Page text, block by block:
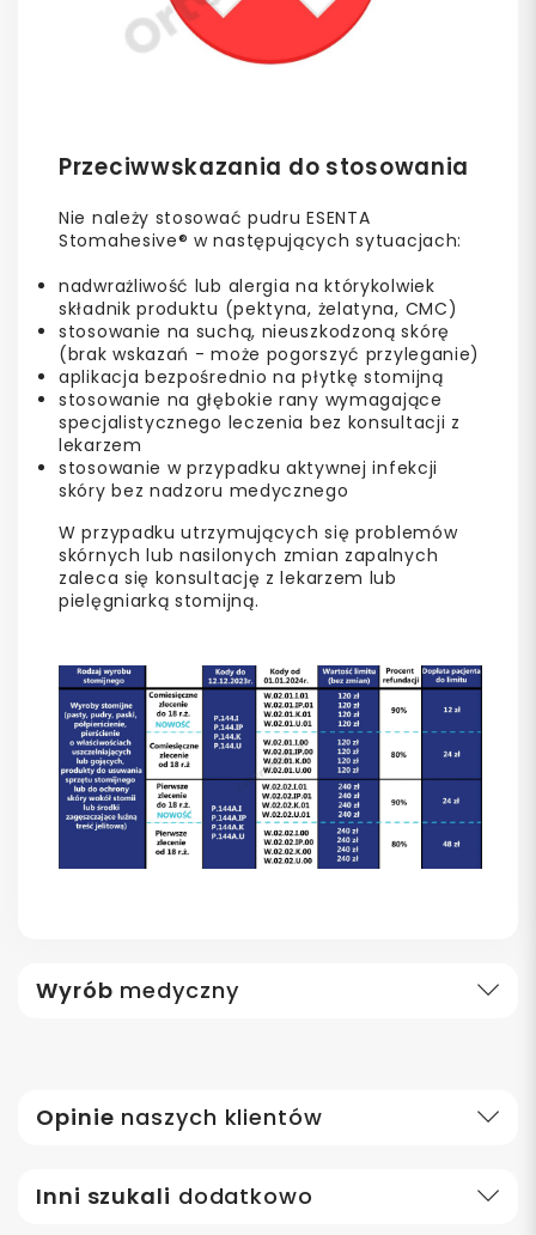
Przeciwwskazania do stosowania
Nie należy stosować pudru ESENTA
Stomahesive® w następujących sytuacjach:
nadwrażliwość lub alergia na którykolwiek
składnik produktu (pektyna, żelatyna, CMC)
stosowanie na suchą, nieuszkodzoną skórę
(brak wskazań - może pogorszyć przyleganie)
aplikacja bezpośrednio na płytkę stomijną
stosowanie na głębokie rany wymagające
specjalistycznego leczenia bez konsultacji z
lekarzem
stosowanie w przypadku aktywnej infekcji
skóry bez nadzoru medycznego
W przypadku utrzymujących się problemów
skórnych lub nasilonych zmian zapalnych
zaleca się konsultację z lekarzem lub
pielęgniarką stomijną.
Wyrób medyczny
Opinie naszych klientów
Inni szukali dodatkowo